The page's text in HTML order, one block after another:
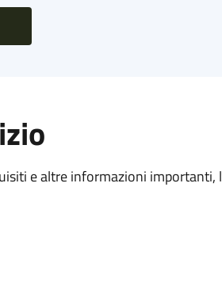
e altre informazioni importanti,